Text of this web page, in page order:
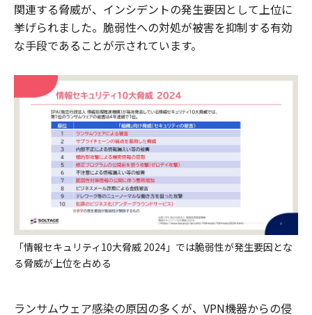
関連する脅威が、インシデントの発生要因として上位に
挙げられました。脆弱性への対処が被害を抑制する有効
な手段であることが示されています。
「情報セキュリティ10大脅威 2024」では脆弱性が発生要因とな
る脅威が上位を占める
ランサムウェア感染の原因の多くが、VPN機器からの侵